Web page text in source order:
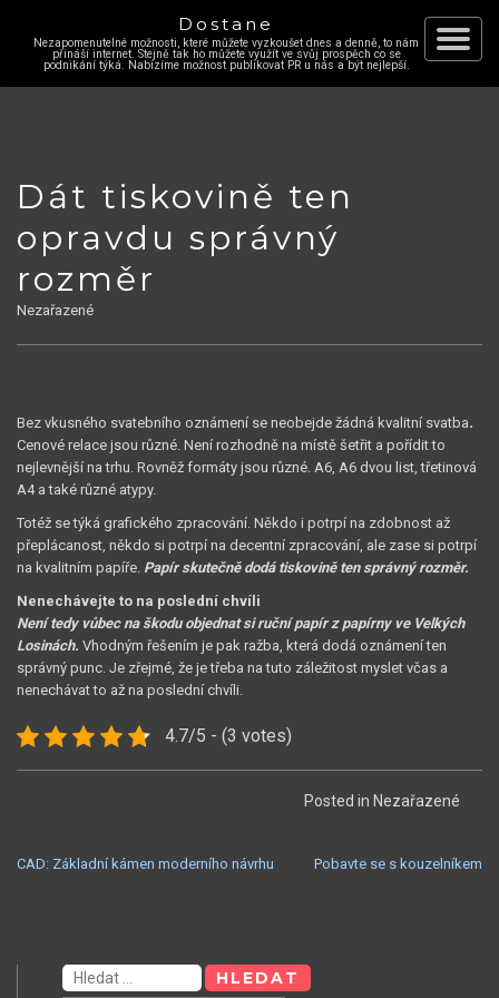
Toggle
Dostane
Nezapomenutelné možnosti, které můžete vyzkoušet dnes a denně, to nám
přináší internet. Stejně tak ho můžete využít ve svůj prospěch co se
podnikání týká. Nabízíme možnost publikovat PR u nás a být nejlepší.
Dát tiskovině ten
opravdu správný
rozměr
Nezařazené
Bez vkusného svatebního oznámení se neobejde žádná kvalitní svatba.
Cenové relace jsou různé. Není rozhodně na místě šetřit a pořídit to
nejlevnější na trhu. Rovněž formáty jsou různé. A6, A6 dvou list, třetinová
A4 a také různé atypy.
Totéž se týká grafického zpracování. Někdo i potrpí na zdobnost až
přeplácanost, někdo si potrpí na decentní zpracování, ale zase si potrpí
na kvalitním papíře. Papír skutečně dodá tiskovině ten správný rozměr.
Nenechávejte to na poslední chvíli
Není tedy vůbec na škodu objednat si ruční papír z papírny ve Velkých
Losinách. Vhodným řešením je pak ražba, která dodá oznámení ten
správný punc. Je zřejmé, že je třeba na tuto záležitost myslet včas a
nenechávat to až na poslední chvíli.
4.7/5 - (3 votes)
Posted in Nezařazené
NAVIGACE
PŘÍSPĚVEK
CAD: Základní kámen moderního návrhu Pobavte se s kouzelníkem
Vyhledávání